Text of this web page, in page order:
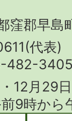
郡早島
代表)
482-
12月29
9時か